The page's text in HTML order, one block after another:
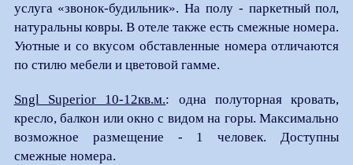
услуга «звонок-будильник». На полу - паркетный пол,
натуральны ковры. В отеле также есть смежные номера.
Уютные и со вкусом обставленные номера отличаются
по стилю мебели и цветовой гамме.
Sngl Superior 10-12кв.м.: одна полуторная кровать,
кресло, балкон или окно с видом на горы. Максимально
возможное размещение - 1 человек. Доступны
смежные номера.